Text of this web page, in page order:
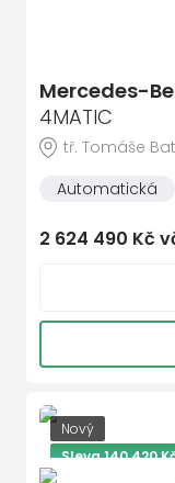
Mercedes-
4MATIC
tř. Tomáše
Automatická
2 624 490 Kč
Nový
Sleva 140 420